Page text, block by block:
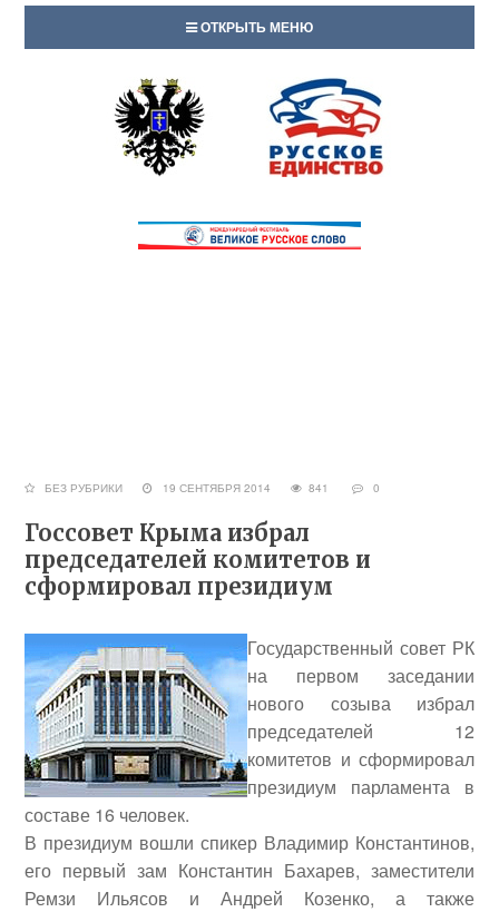
ОТКРЫТЬ МЕНЮ
БЕЗ РУБРИКИ 19 СЕНТЯБРЯ 2014 841 0
Госсовет Крыма избрал
председателей комитетов и
сформировал президиум
Государственный совет РК
на первом заседании
нового созыва избрал
председателей 12
комитетов и сформировал
президиум парламента в
составе 16 человек.
В президиум вошли спикер Владимир Константинов,
его первый зам Константин Бахарев, заместители
Ремзи Ильясов иАндрей Козенко, а также